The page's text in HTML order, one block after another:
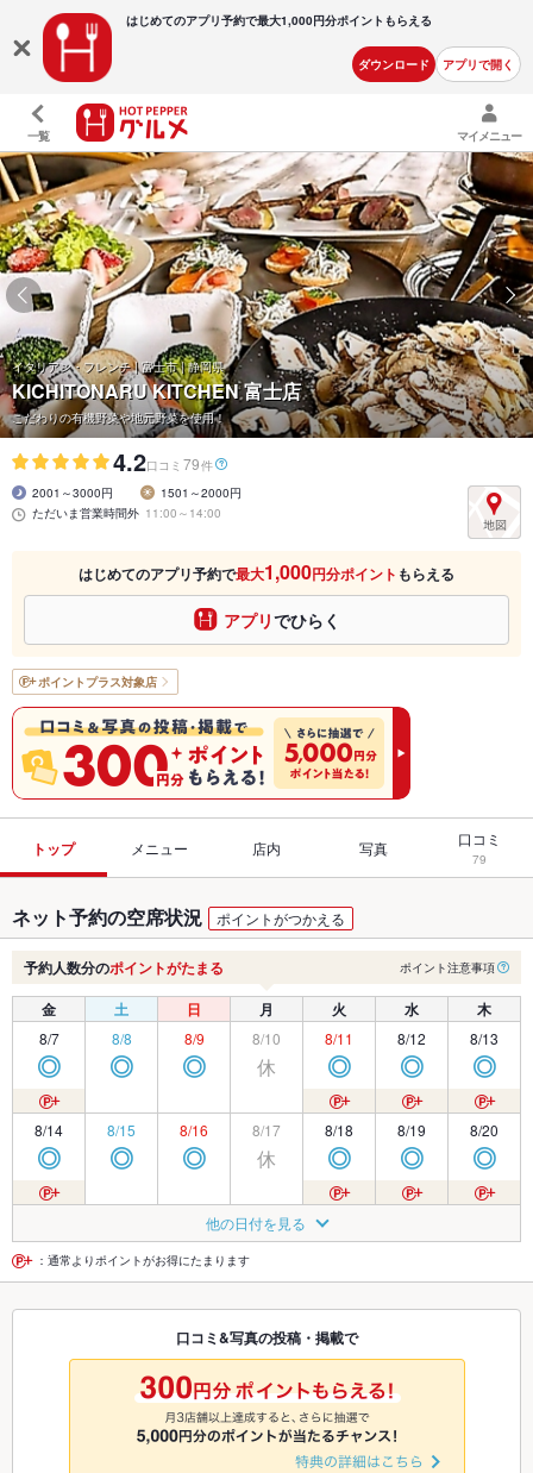
はじめてのアプリ予約で最大1,000円分ポイントもらえる
ダウンロード アプリで開く
一覧 マイメニュー
イタリアン・フレンチ | 富士市 | 静岡県
KICHITONARU KITCHEN 富士店
こだわりの有機野菜や地元野菜を使用！
4.2口コミ 79件
2001～3000円
1501～2000円
ただいま営業時間外 11:00～14:00
はじめてのアプリ予約で最大1,000円分ポイント もらえる
アプリでひらく
ポイントプラス対象店
トップ メニュー 店内 写真 口コミ
79
ネット予約の空席状況 ポイントがつかえる
予約人数分のポイントがたまる ポイント注意事項
金 土 日 月 火 水 木
8/7
◎
8/8
◎
8/9
◎
8/10
休
8/11
◎
8/12
◎
8/13
◎
8/14
◎
8/15
◎
8/16
◎
8/17
休
8/18
◎
8/19
◎
8/20
◎
◎ ◎
8/23
◎
8/24
休
8/25
◎ ◎ ◎
8/28 8/29 8/30
◎
8/31
休
9/1
◎
9/2 9/3
9/6
◎
9/7
休
9/8
休
他の日付を見る
：通常よりポイントがお得にたまります
口コミ&写真の投稿・掲載で